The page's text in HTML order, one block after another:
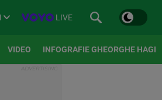
LIVE
VIDEO INFOGRAFIE GHEORGHE HAGI